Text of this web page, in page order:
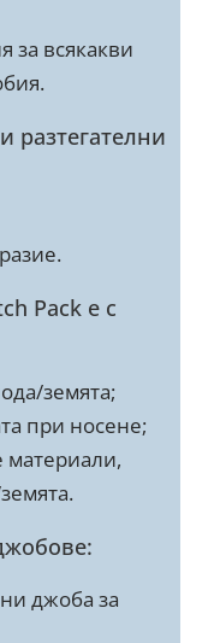
за всякакви
разтегателни
Pack е с
земята;
при носене;
материали,
джоба за